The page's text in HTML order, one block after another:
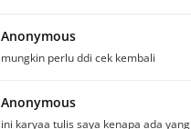
Anonymous
mungkin perlu ddi cek kembali
Anonymous
ini karyaa tulis saya kenapa ada yang